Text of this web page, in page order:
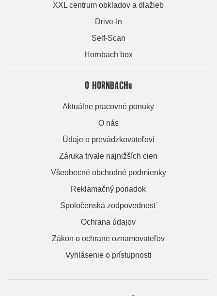
XXL centrum obkladov a dlažieb
Drive-In
Self-Scan
Hornbach box
O HORNBACHu
Aktuálne pracovné ponuky
O nás
Údaje o prevádzkovateľovi
Záruka trvale najnižších cien
Všeobecné obchodné podmienky
Reklamačný poriadok
Spoločenská zodpovednosť
Ochrana údajov
Zákon o ochrane oznamovateľov
Vyhlásenie o prístupnosti